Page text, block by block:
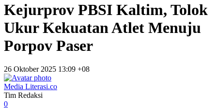
Kejurprov PBSI Kaltim, Tolok
Ukur Kekuatan Atlet Menuju
Porpov Paser
26 Oktober 2025 13:09 +08
Media Literasi.co
Tim Redaksi
0